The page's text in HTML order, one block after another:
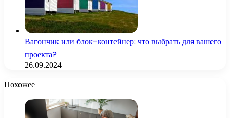
Вагончик или блок-контейнер: что выбрать для вашего
проекта?
26.09.2024
Похожее